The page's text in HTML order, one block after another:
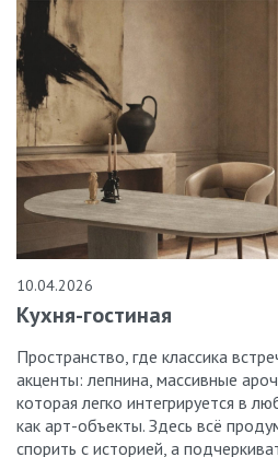
10.04.2026
Кухня-гостиная
Пространство, где классика
акценты: лепнина, массивные
которая легко интегрируется в
как арт-объекты. Здесь всё
спорить с историей, а